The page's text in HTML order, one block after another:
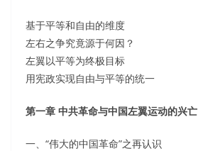
基于平等和自由的维度
左右之争究竟源于何因？
左翼以平等为终极目标
用宪政实现自由与平等的统一
第一章 中共革命与中国左翼运动的兴亡
一、“伟大的中国革命”之再认识